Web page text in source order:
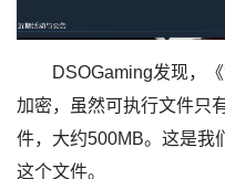
DSOGaming发现，
加密，虽然可执行文件只
件，大约500MB。这是我
这个文件。